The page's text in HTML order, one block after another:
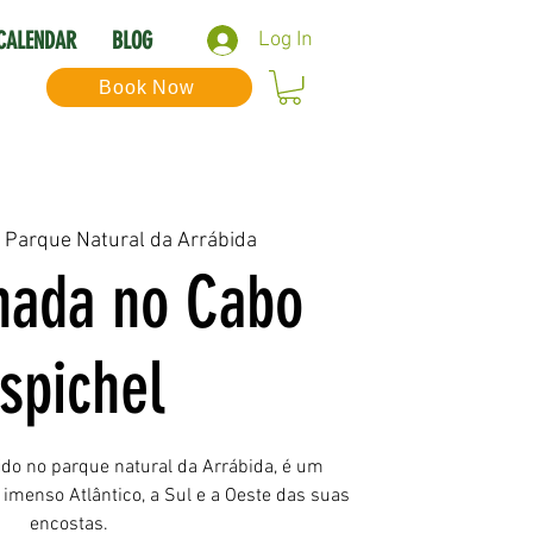
Log In
BLOG
Book Now
Parque Natural da Arrábida
no Cabo
no parque natural da Arrábida, é um
Atlântico, a Sul e a Oeste das suas
encostas.